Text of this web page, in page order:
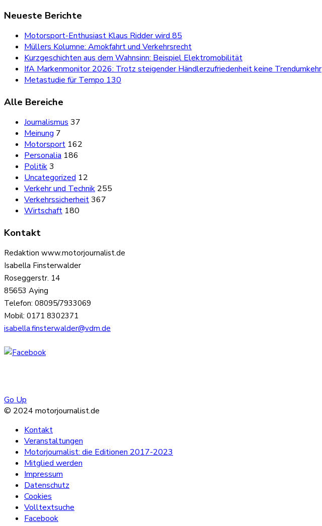
Neueste Berichte
Motorsport-Enthusiast Klaus Ridder wird 85
Müllers Kolumne: Amokfahrt und Verkehrsrecht
Kurzgeschichten aus dem Wahnsinn: Beispiel Elektromobilität
IfA Markenmonitor 2026: Trotz steigender Händlerzufriedenheit keine Trendumkehr
Metastudie für Tempo 130
Alle Bereiche
Journalismus 37
Meinung 7
Motorsport 162
Personalia 186
Politik3
Uncategorized 12
Verkehr und Technik 255
Verkehrssicherheit367
Wirtschaft 180
Kontakt
Redaktion www.motorjournalist.de
Isabella Finsterwalder
Roseggerstr. 14
85653 Aying
Telefon: 08095/7933069
Mobil: 0171 8302371
isabella.finsterwalder@vdm.de
Go Up
© 2024 motorjournalist.de
Kontakt
Veranstaltungen
Motorjournalist: die Editionen 2017-2023
Mitglied werden
Impressum
Datenschutz
Cookies
Volltextsuche
Facebook